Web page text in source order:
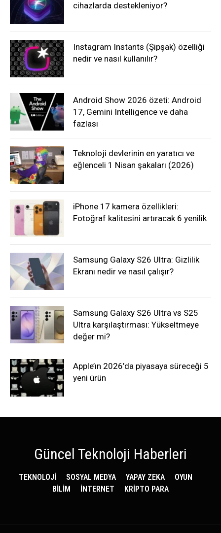
cihazlarda destekleniyor?
Instagram Instants (Şipşak) özelliği
nedir ve nasıl kullanılır?
Android Show 2026 özeti: Android
17, Gemini Intelligence ve daha
fazlası
Teknoloji devlerinin en yaratıcı ve
eğlenceli 1 Nisan şakaları (2026)
iPhone 17 kamera özellikleri:
Fotoğraf kalitesini artıracak 6 yenilik
Samsung Galaxy S26 Ultra: Gizlilik
Ekranı nedir ve nasıl çalışır?
Samsung Galaxy S26 Ultra vs S25
Ultra karşılaştırması: Yükseltmeye
değer mi?
Apple’ın 2026’da piyasaya süreceği 5
yeni ürün
Güncel Teknoloji Haberleri
TEKNOLOJİ SOSYAL MEDYA YAPAY ZEKA
OYUN
BİLİM
İNTERNET KRİPTO PARA